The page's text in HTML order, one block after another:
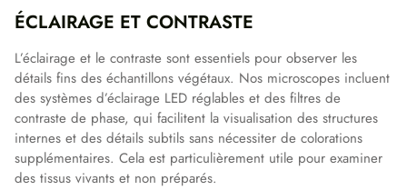
ÉCLAIRAGE ET CONTRASTE
L’éclairage et le contraste sont essentiels pour observer les
détails fins des échantillons végétaux. Nos microscopes incluent
des systèmes d’éclairage LED réglables et des filtres de
contraste de phase, qui facilitent la visualisation des structures
internes et des détails subtils sans nécessiter de colorations
supplémentaires. Cela est particulièrement utile pour examiner
des tissus vivants et non préparés.